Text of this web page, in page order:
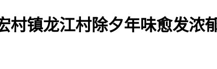
村镇龙江村除夕年味愈发浓